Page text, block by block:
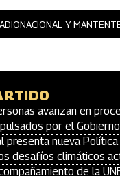
Y
avanzan en
por el
presenta nueva
desafíos climáticos
de la